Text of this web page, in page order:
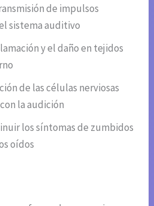
de impulsos
sistema auditivo
y el daño en tejidos
de las células nerviosas
la audición
los síntomas de zumbidos
oídos